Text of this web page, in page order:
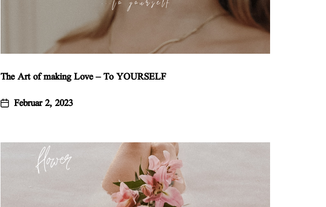
The Art of making Love – To YOURSELF
Februar 2, 2023